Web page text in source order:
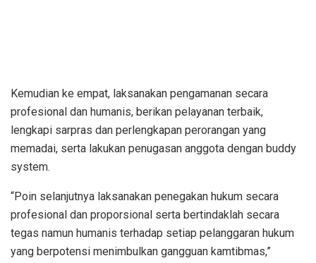
Kemudian ke empat, laksanakan pengamanan secara
profesional dan humanis, berikan pelayanan terbaik,
lengkapi sarpras dan perlengkapan perorangan yang
memadai, serta lakukan penugasan anggota dengan buddy
system.
“Poin selanjutnya laksanakan penegakan hukum secara
profesional dan proporsional serta bertindaklah secara
tegas namun humanis terhadap setiap pelanggaran hukum
yang berpotensi menimbulkan gangguan kamtibmas,”